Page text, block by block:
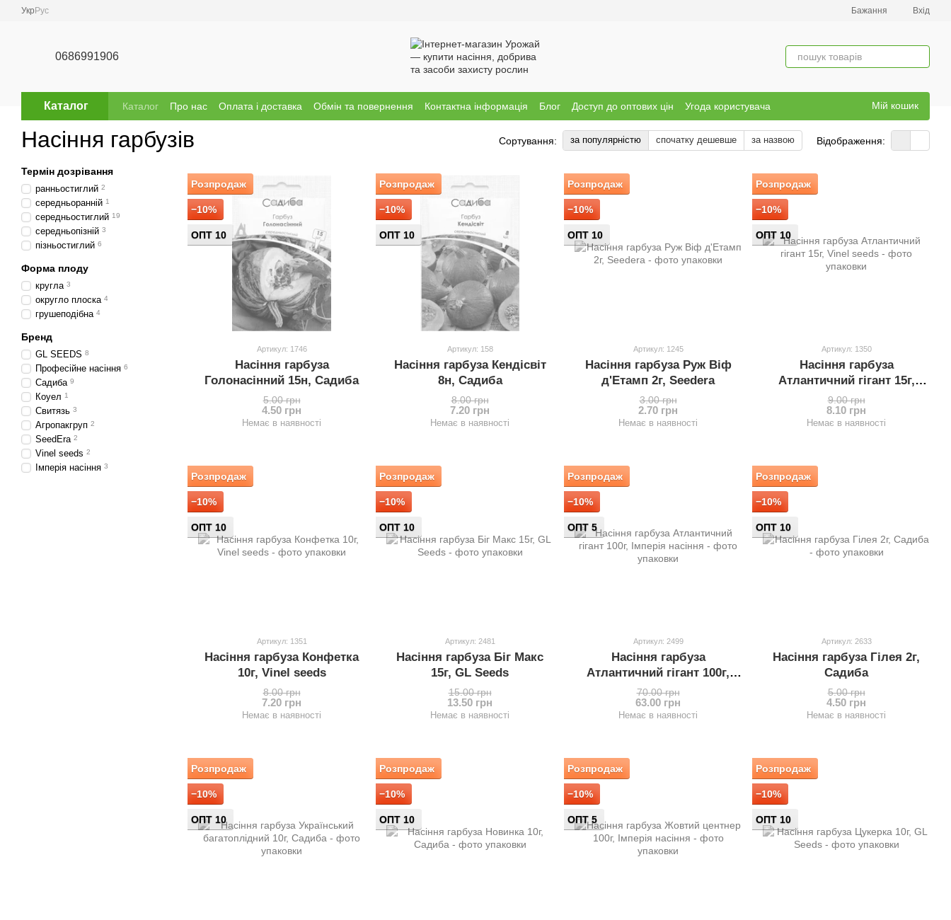
Перейти до основного контенту
Укр Рус Бажання Вхід
0686991906
Каталог Каталог Про нас Оплата і доставка Обмін та повернення Контактна інформація Блог Доступ до оптових цін
Угода користувача
Відгуки про магазин
Бренди
Мій кошик
Насіння гарбузів Сортування: за популярністю спочатку дешевше за назвою Відображення:
Розпродаж
−10%
ОПТ 10
Артикул: 1746
Насіння гарбуза
Голонасінний 15н, Садиба
5.00 грн
4.50 грн
Немає в наявності
Розпродаж
−10%
ОПТ 10
Артикул: 158
Насіння гарбуза Кендісвіт
8н, Садиба
8.00 грн
7.20 грн
Немає в наявності
Розпродаж
−10%
ОПТ 10
Артикул: 1245
Насіння гарбуза Руж Віф
д'Етамп 2г, Seedera
3.00 грн
2.70 грн
Немає в наявності
Розпродаж
−10%
ОПТ 10
Артикул: 1350
Насіння гарбуза
Атлантичний гігант 15г,
Vinel seeds
9.00 грн
8.10 грн
Немає в наявності
Розпродаж
−10%
ОПТ 10
Артикул: 1351
Насіння гарбуза Конфетка
10г, Vinel seeds
8.00 грн
7.20 грн
Немає в наявності
Розпродаж
−10%
ОПТ 10
Артикул: 2481
Насіння гарбуза Біг Макс
15г, GL Seeds
15.00 грн
13.50 грн
Немає в наявності
Розпродаж
−10%
ОПТ 5
Артикул: 2499
Насіння гарбуза
Атлантичний гігант 100г,
Імперія насіння
70.00 грн
63.00 грн
Немає в наявності
Розпродаж
−10%
ОПТ 10
Артикул: 2633
Насіння гарбуза Гілея 2г,
Садиба
5.00 грн
4.50 грн
Немає в наявності
Розпродаж
−10%
ОПТ 10
Розпродаж
−10%
ОПТ 10
Розпродаж
−10%
ОПТ 5
Розпродаж
−10%
ОПТ 10
Термін дозрівання
ранньостиглий 2
середньоранній 1
середньостиглий 19
середньопізній 3
пізньостиглий 6
Форма плоду
кругла 3
округло плоска 4
грушеподібна 4
Бренд
GL SEEDS 8
Професійне насіння 6
Садиба 9
Коуел 1
Свитязь 3
Агропакгруп 2
SeedEra 2
Vinel seeds 2
Імперія насіння 3